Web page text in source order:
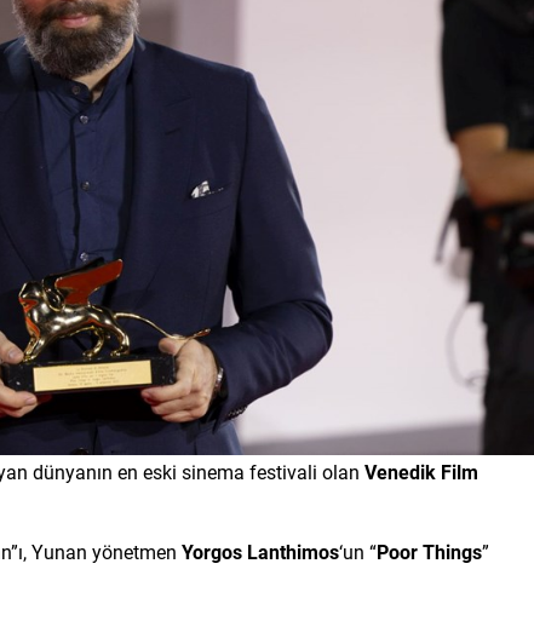
dünyanın en eski sinema festivali olan Venedik Film
Yunan yönetmen Yorgos Lanthimos‘un “Poor Things”